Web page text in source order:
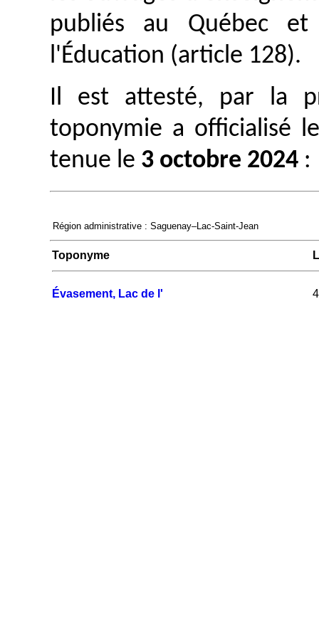
publiés au Québec
l'Éducation (article 128).
Il est attesté, par la
toponymie a officialisé
tenue le 3 octobre 2024 :
Région administrative : Saguenay–Lac-Saint-Jean
Toponyme
Évasement, Lac de l'